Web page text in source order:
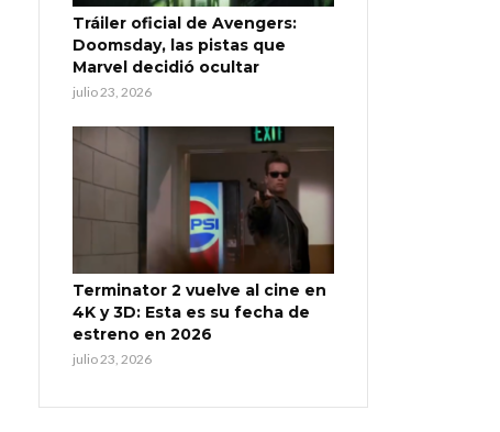
Tráiler oficial de Avengers:
Doomsday, las pistas que
Marvel decidió ocultar
julio 23, 2026
Terminator 2 vuelve al cine en
4K y 3D: Esta es su fecha de
estreno en 2026
julio 23, 2026